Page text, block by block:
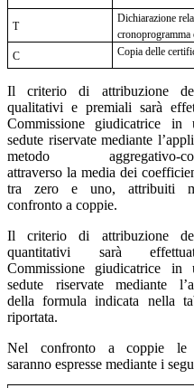
T
Dichiarazione
C
Copia delle
Il criterio di attribuzione
qualitativi e premiali sarà
Commissione giudicatrice
sedute riservate mediante
metodo aggregativo-
attraverso la media dei
tra zero e uno, attribuiti
confronto a coppie.
Il criterio di attribuzione
quantitativi sarà
Commissione giudicatrice
sedute riservate mediante
della formula indicata nella
riportata.
Nel confronto a coppie le
saranno espresse mediante i